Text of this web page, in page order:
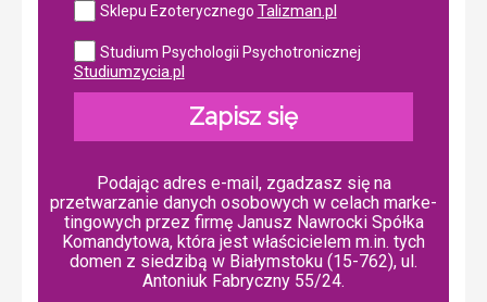
Sklepu Ezoterycznego Talizman.pl
Studium Psychologii Psychotronicznej
Studiumzycia.pl
Zapisz się
Podając adres e-mail, zgadzasz się na
przetwarzanie danych osobowych w ce­lach mar­ke­
tin­go­wych przez firmę Janusz Nawrocki Spółka
Komandytowa, która jest właścicielem m.in. tych
domen z siedzibą w Białymstoku (15-762), ul.
Antoniuk Fabryczny 55/24.